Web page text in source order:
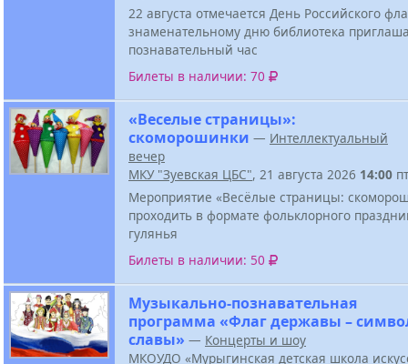
22 августа отмечается День Российского
знаменательному дню библиотека
познавательный час
Билеты в наличии: 70
«Веселые страницы»:
скоморошинки — Интеллектуальный
вечер
МКУ "Зуевская ЦБС", 21 августа 2026 14:00 пт
Мероприятие «Весёлые страницы:
проходить в формате фольклорного
гулянья
Билеты в наличии: 50
Музыкально-познавательная
программа «Флаг державы –
славы» — Концерты и шоу
МКОУДО «Мурыгинская детская школа